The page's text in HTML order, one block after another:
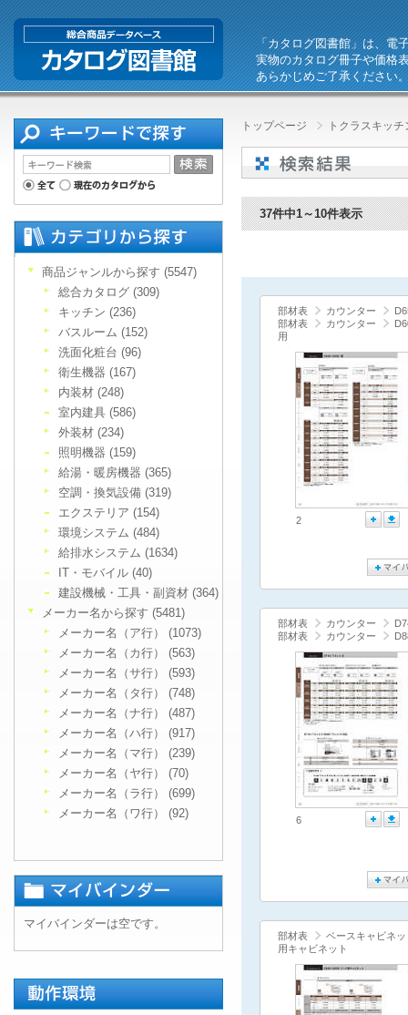
「カタログ図書館」は、電
実物のカタログ冊子や価格
あらかじめご了承ください
トップページ トクラスキッ
37件中1～10件表示
部材表 カウンター
部材表
カウンター
用
2
部材表 カウンター
部材表
カウンター
6
部材表
ベースキャビネッ
用キャビネット
商品ジャンルから探す (5547)
総合カタログ (309)
キッチン (236)
バスルーム (152)
洗面化粧台 (96)
衛生機器 (167)
内装材 (248)
室内建具 (586)
外装材 (234)
照明機器 (159)
給湯・暖房機器 (365)
空調・換気設備 (319)
エクステリア (154)
環境システム (484)
給排水システム (1634)
IT・モバイル (40)
建設機械・工具・副資材 (364)
メーカー名から探す (5481)
メーカー名（ア行） (1073)
メーカー名（カ行） (563)
メーカー名（サ行） (593)
メーカー名（タ行） (748)
メーカー名（ナ行） (487)
メーカー名（ハ行） (917)
メーカー名（マ行） (239)
メーカー名（ヤ行） (70)
メーカー名（ラ行） (699)
メーカー名（ワ行） (92)
マイバインダーは空です。